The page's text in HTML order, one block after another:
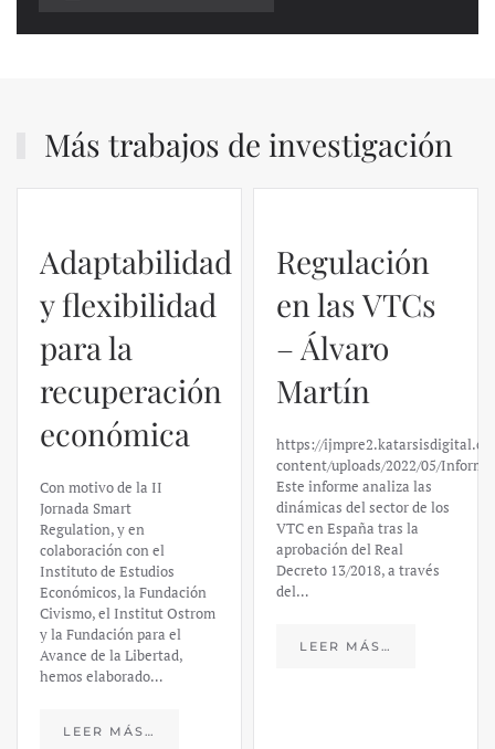
Más trabajos de investigación
Adaptabilidad
y flexibilidad
para la
recuperación
económica
Con motivo de la II
Jornada Smart
Regulation, y en
colaboración con el
Instituto de Estudios
Económicos, la Fundación
Civismo, el Institut Ostrom
y la Fundación para el
Avance de la Libertad,
hemos elaborado…
LEER MÁS…
Regulación
en las VTCs
– Álvaro
Martín
https://
content/uploads/2022/05/
Este informe analiza las
dinámicas del sector de los
VTC en España tras la
aprobación del Real
Decreto 13/2018, a través
del…
LEER MÁS…